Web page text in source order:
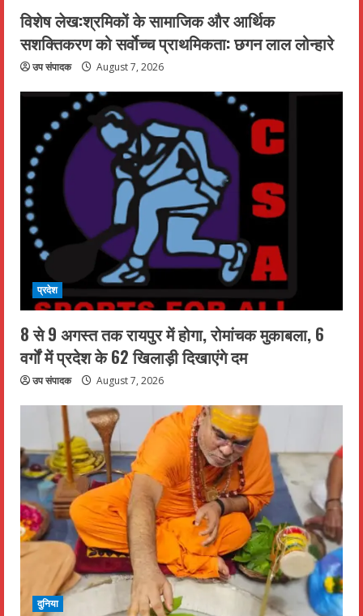
विशेष लेख:श्रमिकों के सामाजिक और आर्थिक
सशक्तिकरण को सर्वाेच्च प्राथमिकता: छगन लाल लोन्हारे
उप संपादक August 7, 2026
प्रदेश
8 से 9 अगस्त तक रायपुर में होगा, रोमांचक मुकाबला, 6
वर्गों में प्रदेश के 62 खिलाड़ी दिखाएंगे दम
उप संपादक August 7, 2026
दुनिया